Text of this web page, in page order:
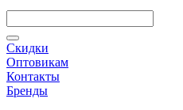
Скидки
Оптовикам
Контакты
Бренды